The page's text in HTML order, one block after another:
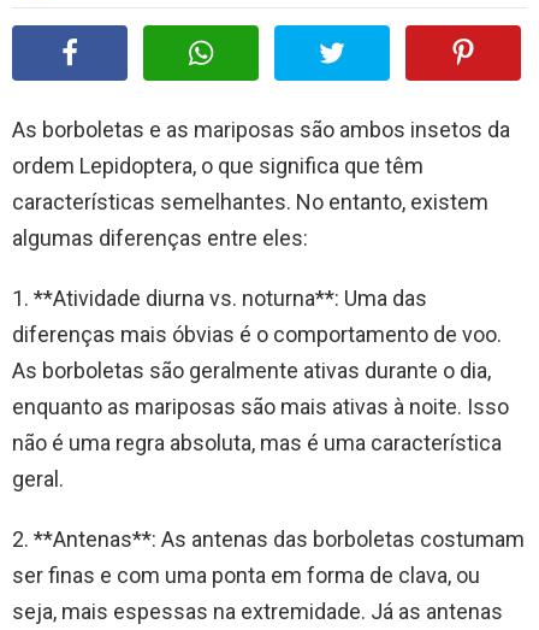
As borboletas e as mariposas são ambos insetos da
ordem Lepidoptera, o que significa que têm
características semelhantes. No entanto, existem
algumas diferenças entre eles:
1. **Atividade diurna vs. noturna**: Uma das
diferenças mais óbvias é o comportamento de voo.
As borboletas são geralmente ativas durante o dia,
enquanto as mariposas são mais ativas à noite. Isso
não é uma regra absoluta, mas é uma característica
geral.
2. **Antenas**: As antenas das borboletas costumam
ser finas e com uma ponta em forma de clava, ou
seja, mais espessas na extremidade. Já as antenas